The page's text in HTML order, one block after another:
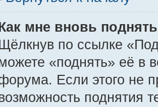
мне вновь
по ссылке
«поднять» её в
Если этого не
поднятия